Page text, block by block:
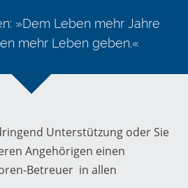
»Dem Leben mehr Jahre
mehr Leben geben.«
Unterstützung oder Sie
Angehörigen einen
Betreuer in allen